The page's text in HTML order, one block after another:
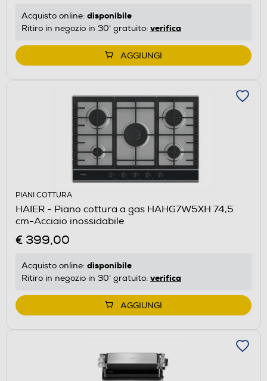
Acquisto online: disponibile
Ritiro in negozio in 30' gratuito: verifica
AGGIUNGI
PIANI COTTURA
HAIER - Piano cottura a gas HAHG7W5XH 74,5
cm-Acciaio inossidabile
€ 399,00
Acquisto online: disponibile
Ritiro in negozio in 30' gratuito: verifica
AGGIUNGI